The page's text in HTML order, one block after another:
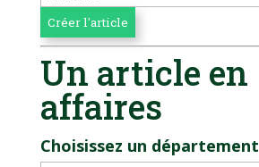
Un article en
affaires
Choisissez un département